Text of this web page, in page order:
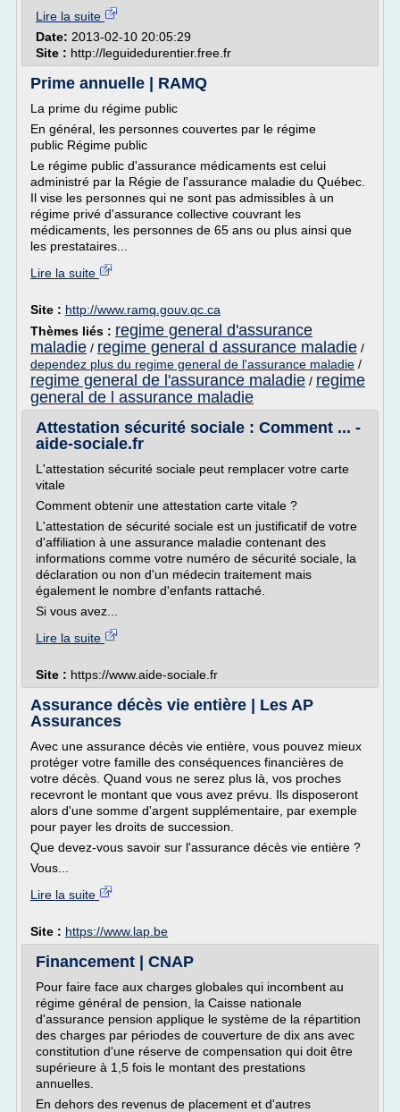
Lire la suite
Date: 2013-02-10 20:05:29
Site : http://leguidedurentier.free.fr
Prime annuelle | RAMQ
La prime du régime public
En général, les personnes couvertes par le régime
public Régime public
Le régime public d'assurance médicaments est celui
administré par la Régie de l'assurance maladie du Québec.
Il vise les personnes qui ne sont pas admissibles à un
régime privé d'assurance collective couvrant les
médicaments, les personnes de 65 ans ou plus ainsi que
les prestataires...
Lire la suite
Site : http://www.ramq.gouv.qc.ca
Thèmes liés : regime general d'assurance
maladie / regime general d assurance maladie /
dependez plus du regime general de l'assurance maladie /
regime general de l'assurance maladie / regime
general de l assurance maladie
Attestation sécurité sociale : Comment ... -
aide-sociale.fr
L'attestation sécurité sociale peut remplacer votre carte
vitale
Comment obtenir une attestation carte vitale ?
L'attestation de sécurité sociale est un justificatif de votre
d'affiliation à une assurance maladie contenant des
informations comme votre numéro de sécurité sociale, la
déclaration ou non d'un médecin traitement mais
également le nombre d'enfants rattaché.
Si vous avez...
Lire la suite
Site : https://www.aide-sociale.fr
Assurance décès vie entière | Les AP
Assurances
Avec une assurance décès vie entière, vous pouvez mieux
protéger votre famille des conséquences financières de
votre décès. Quand vous ne serez plus là, vos proches
recevront le montant que vous avez prévu. Ils disposeront
alors d'une somme d'argent supplémentaire, par exemple
pour payer les droits de succession.
Que devez-vous savoir sur l'assurance décès vie entière ?
Vous...
Lire la suite
Site : https://www.lap.be
Financement | CNAP
Pour faire face aux charges globales qui incombent au
régime général de pension, la Caisse nationale
d'assurance pension applique le système de la répartition
des charges par périodes de couverture de dix ans avec
constitution d'une réserve de compensation qui doit être
supérieure à 1,5 fois le montant des prestations
annuelles.
En dehors des revenus de placement et d'autres